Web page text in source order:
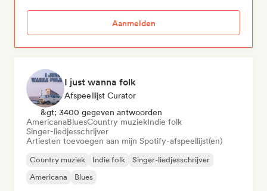
Aanmelden
I just wanna folk
Afspeellijst Curator
&gt; 3400 gegeven antwoorden
AmericanaBluesCountry muziekIndie folk
Singer-liedjesschrijver
Artiesten toevoegen aan mijn Spotify-afspeellijst(en)
Country muziek Indie folk
Singer-liedjesschrijver
Americana
Blues